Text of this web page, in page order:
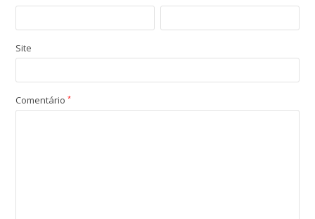
Site
Comentário*